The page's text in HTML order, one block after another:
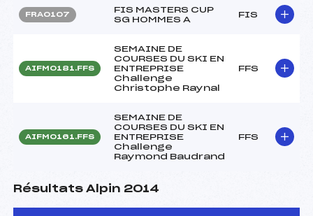
FRA0107
FIS MASTERS CUP
SG HOMMES A
FIS
AIFM0181.FFS
SEMAINE DE
COURSES DU SKI EN
ENTREPRISE
Challenge
Christophe Raynal
FFS
AIFM0161.FFS
SEMAINE DE
COURSES DU SKI EN
ENTREPRISE
Challenge
Raymond Baudrand
FFS
Résultats Alpin 2014